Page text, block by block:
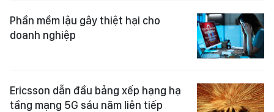
Phần mềm lậu gây thiệt hại cho
doanh nghiệp
Ericsson dẫn đầu bảng xếp hạng hạ
tầng mạng 5G sáu năm liên tiếp